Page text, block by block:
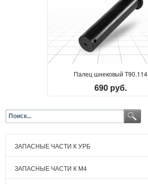
Палец шнековый Т90.114
690 руб.
ЗАПАСНЫЕ ЧАСТИ К УРБ
ЗАПАСНЫЕ ЧАСТИ К М4